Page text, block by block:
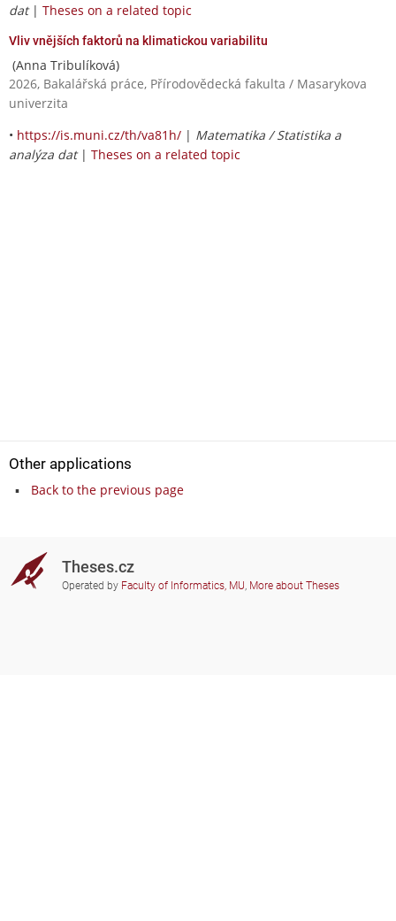
dat| Theses on a related topic
Vliv vnějších faktorů na klimatickou variabilitu
(Anna Tribulíková)
2026, Bakalářská práce, Přírodovědecká fakulta / Masarykova
univerzita
• https://is.muni.cz/th/va81h/ | Matematika / Statistika a
analýza dat| Theses on a related topic
Other applications
Back to the previous page
Theses.cz
Operated by Faculty of Informatics, MU, More about Theses